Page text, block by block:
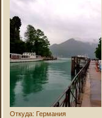
Откуда: Германия